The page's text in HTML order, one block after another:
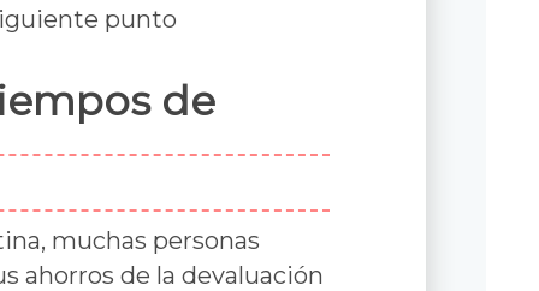
punto
de
muchas personas
ahorros de la devaluación